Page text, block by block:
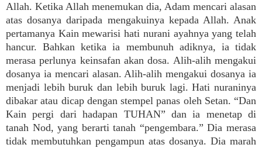
Allah. Ketika Allah menemukan dia, Adam mencari alasan
atas dosanya daripada mengakuinya kepada Allah. Anak
pertamanya Kain mewarisi hati nurani ayahnya yang telah
hancur. Bahkan ketika ia membunuh adiknya, ia tidak
merasa perlunya keinsafan akan dosa. Alih-alih mengakui
dosanya ia mencari alasan. Alih-alih mengakui dosanya ia
menjadi lebih buruk dan lebih buruk lagi. Hati nuraninya
dibakar atau dicap dengan stempel panas oleh Setan. “Dan
Kain pergi dari hadapan TUHAN” dan ia menetap di
tanah Nod, yang berarti tanah “pengembara.” Dia merasa
tidak membutuhkan pengampun atas dosanya. Dia marah